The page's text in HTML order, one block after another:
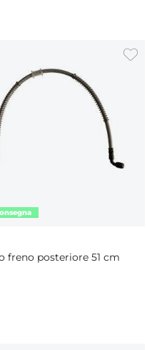
freno posteriore 51 cm